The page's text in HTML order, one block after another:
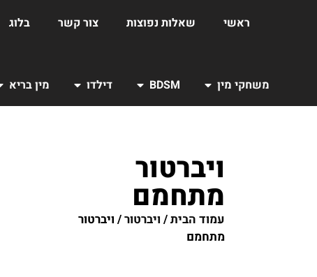
ראשי שאלות נפוצות צור קשר בלוג
משחקי מין BDSM דילדו מין בריא
ויברטור
מתחמם
עמוד הבית/ ויברטור/ ויברטור
מתחמם